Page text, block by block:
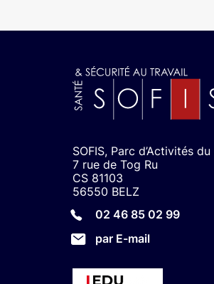
SOFIS, Parc d’Activités
7 rue de Tog Ru
CS 81103
56550 BELZ
02 46 85 02 99
par E-mail